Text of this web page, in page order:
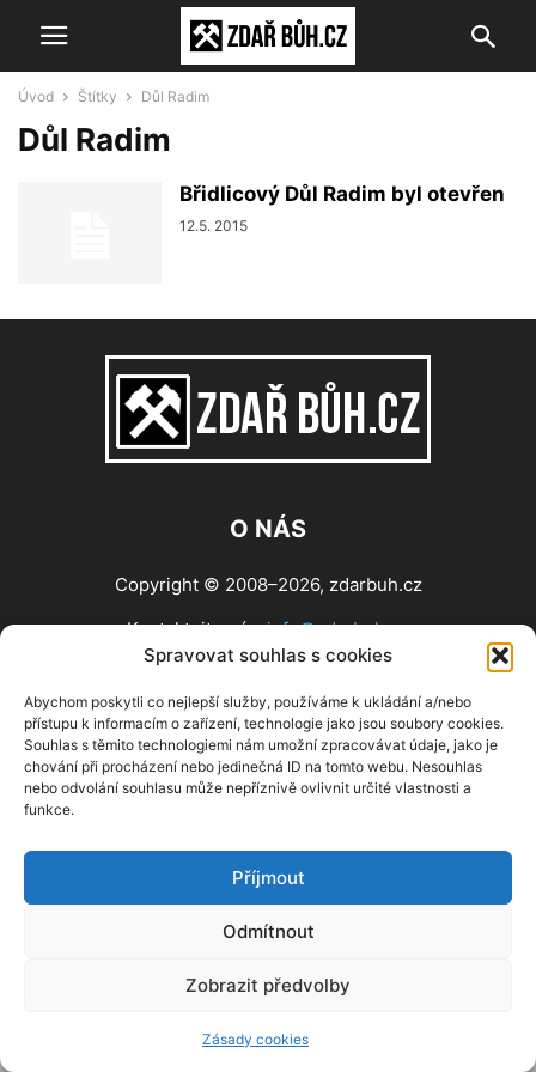
Spravovat souhlas s cookies
Abychom poskytli co nejlepší služby, používáme k ukládání a/nebo
přístupu k informacím o zařízení, technologie jako jsou soubory cookies.
Souhlas s těmito technologiemi nám umožní zpracovávat údaje, jako je
chování při procházení nebo jedinečná ID na tomto webu. Nesouhlas
nebo odvolání souhlasu může nepříznivě ovlivnit určité vlastnosti a
funkce.
Příjmout
Odmítnout
Zobrazit předvolby
Zásady cookies
Úvod Štítky Důl Radim
Důl Radim
Břidlicový Důl Radim byl otevřen
12.5. 2015
O NÁS
Copyright © 2008–2026, zdarbuh.cz
Kontaktujte nás:info@zdarbuh.cz
NÁSLEDUJ NÁS